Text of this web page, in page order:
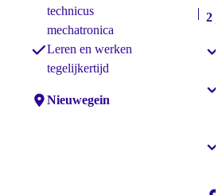
technicus
mechatronica
Leren en werken
tegelijkertijd
Locaties:
Nieuwegein
2